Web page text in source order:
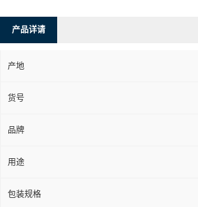
产品详请
产地
货号
品牌
用途
包装规格